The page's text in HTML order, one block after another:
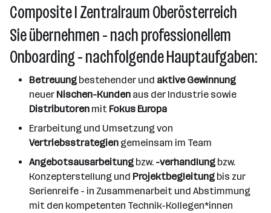
Composite I Zentralraum Oberösterreich
Sie übernehmen - nach professionellem
Onboarding - nachfolgende Hauptaufgaben:
Betreuung bestehender und aktive Gewinnung
neuer Nischen-Kunden aus der Industrie sowie
Distributoren mit Fokus Europa
Erarbeitung und Umsetzung von
Vertriebsstrategien gemeinsam im Team
Angebotsausarbeitung bzw. -verhandlung bzw.
Konzepterstellung und Projektbegleitung bis zur
Serienreife - in Zusammenarbeit und Abstimmung
mit den kompetenten Technik-Kollegen*innen